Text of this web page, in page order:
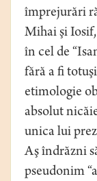
împrejurări
Mihai şi
în cel de
fără a fi
etimologie
absolut
unica lui
Aş îndrăzni
pseudonim